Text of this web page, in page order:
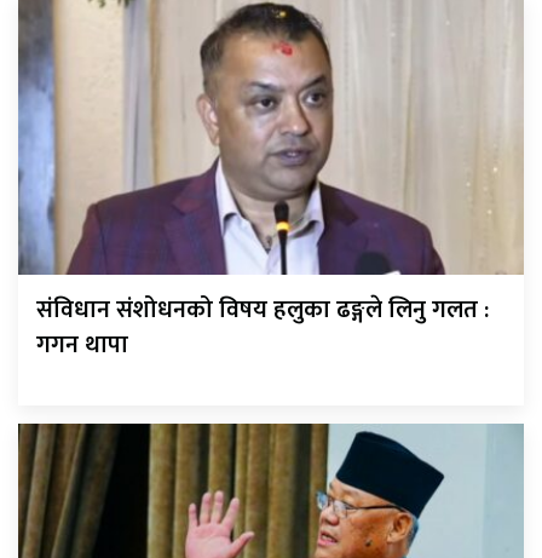
संविधान संशोधनको विषय हलुका ढङ्गले लिनु गलत :
गगन थापा